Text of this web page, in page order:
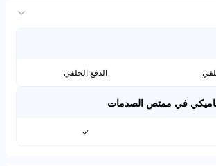
الدفع الخلفي
في ممتص الصدمات
✓